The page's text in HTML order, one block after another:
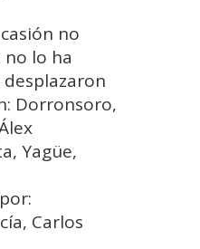
no
lo ha
Dorronsoro,
Yagüe,
Carlos